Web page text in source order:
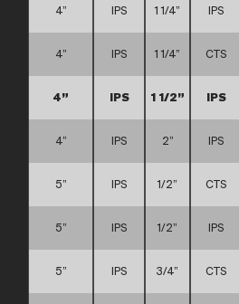
4” IPS 1 1/4” IPS
4” IPS 1 1/4” CTS
4” IPS 1 1/2” IPS
4” IPS 2” IPS
5” IPS 1/2” CTS
5” IPS 1/2” IPS
5” IPS 3/4” CTS